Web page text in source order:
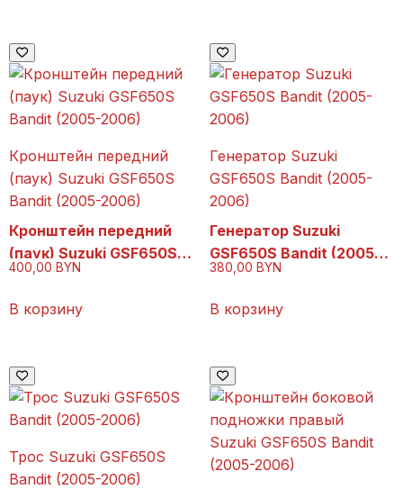
Кронштейн передний
(паук) Suzuki GSF650S
Bandit (2005-2006)
Кронштейн передний
(паук) Suzuki GSF650S
Bandit (2005-2006)
400,00 BYN
В корзину
Генератор Suzuki
GSF650S Bandit (2005-
2006)
Генератор Suzuki
GSF650S Bandit (2005-
2006)
380,00 BYN
В корзину
Трос Suzuki GSF650S
Bandit (2005-2006)